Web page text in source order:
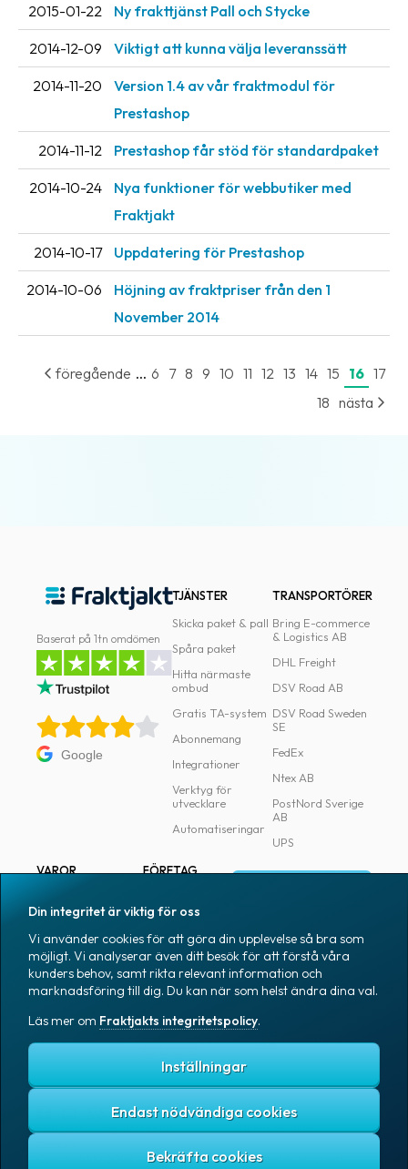
Om
företaget
Fraktjakt
Pressrum
Medarbetare
Jobb
&
karriär
Nyhetsarkiv
oss
farligt
2015-01-22 Ny frakttjänst Pall och Stycke
2014-12-09 Viktigt att kunna välja leveranssätt
2014-11-20
Version 1.4 av vår fraktmodul för
Prestashop
2014-11-12 Prestashop får stöd för standardpaket
2014-10-24
Nya funktioner för webbutiker med
Fraktjakt
2014-10-17 Uppdatering för Prestashop
2014-10-06
Höjning av fraktpriser från den 1
November 2014
föregående ... 6 7 8 9 10 11 12 13 14 15 16 17
18 nästa
Baserat på 1tn omdömen
Google
TJÄNSTER
Skicka paket & pall
Spåra paket
Hitta närmaste
ombud
Gratis TA-system
Abonnemang
Integrationer
Verktyg för
utvecklare
Automatiseringar
TRANSPORTÖRER
Bring E-commerce
& Logistics AB
DHL Freight
DSV Road AB
DSV Road Sweden
SE
FedEx
Ntex AB
PostNord Sverige
AB
UPS
VAROR
Märkning
Emballage
Emballagetillbehör
Kontorsvaror
FÖRETAG
Pressrum
Medarbetare
Jobb & karriär
Nyhetsarkiv
Blogg
Skapa konto
Fraktjakts integritetspolicy
Allmänna villkor
Copyright © 2007 – 2026 Fraktjakt AB. All rights reserved.
Din integritet är viktig för oss
Vi använder cookies för att göra din upplevelse så bra som
möjligt. Vi analyserar även ditt besök för att förstå våra
kunders behov, samt rikta relevant information och
marknadsföring till dig. Du kan när som helst ändra dina val.
Läs mer om Fraktjakts integritetspolicy.
Inställningar
Endast nödvändiga cookies